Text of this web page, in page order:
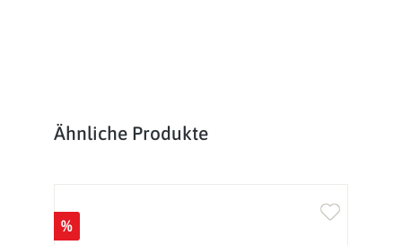
Produktgalerie überspringen
Ähnliche Produkte
%